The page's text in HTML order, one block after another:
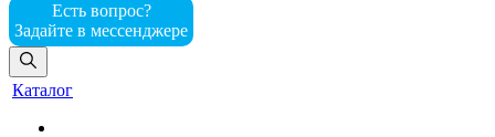
Есть вопрос?
Задайте в мессенджере
Каталог